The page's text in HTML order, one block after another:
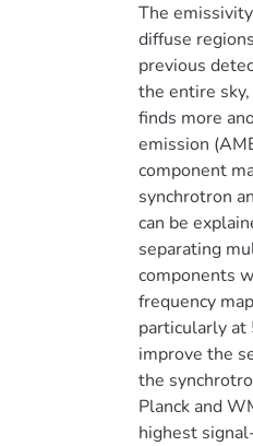
The
diffuse
previous
the entire
finds more
emission
component
synchrotron
can be
separating
components
frequency
particularly
improve the
the
Planck and
highest